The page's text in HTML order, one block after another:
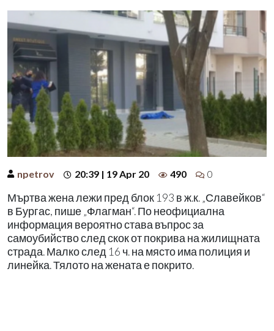
npetrov 20:39 | 19 Apr 20 490 0
Мъртва жена лежи пред блок 193 в ж.к. „Славейков“
в Бургас, пише „Флагман“. По неофициална
информация вероятно става въпрос за
самоубийство след скок от покрива на жилищната
страда. Малко след 16 ч. на място има полиция и
линейка. Тялото на жената е покрито.